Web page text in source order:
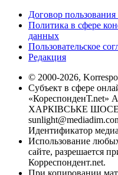
Договор пользования
Политика в сфере
данных
Пользовательское
Редакция
© 2000-2026,
Субъект в сфере
«КореспонденТ.net»
ХАРКІВСЬКЕ ШОСЕ,
Идентификатор
Использование
сайте, разрешается
Корреспондент.net.
При копировании